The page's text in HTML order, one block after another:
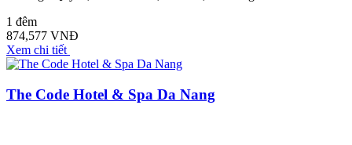
1 đêm
874,577 VNĐ
Xem chi tiết
The Code Hotel & Spa Da Nang